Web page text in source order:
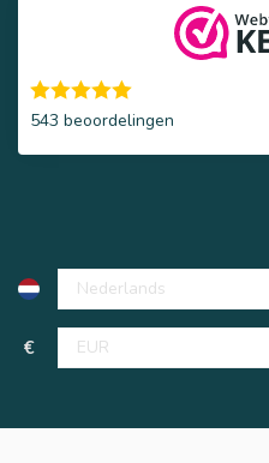
543 beoordelingen
€